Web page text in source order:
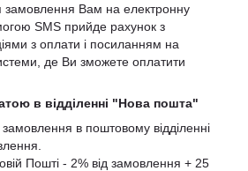
замовлення Вам на електронну
SMS прийде рахунок з
з оплати і посиланням на
де Ви зможете оплатити
в відділенні "Нова пошта"
в поштовому відділенні
Пошті - 2% від замовлення + 25